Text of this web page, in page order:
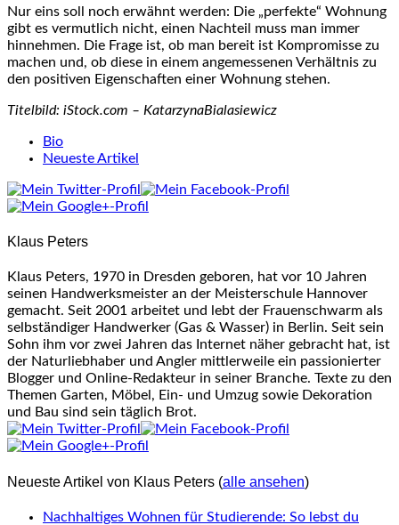
Nur eins soll noch erwähnt werden: Die „perfekte“ Wohnung
gibt es vermutlich nicht, einen Nachteil muss man immer
hinnehmen. Die Frage ist, ob man bereit ist Kompromisse zu
machen und, ob diese in einem angemessenen Verhältnis zu
den positiven Eigenschaften einer Wohnung stehen.
Titelbild: iStock.com – KatarzynaBialasiewicz
following
tabs
change
below.
Bio
Neueste Artikel
Klaus Peters
Klaus Peters, 1970 in Dresden geboren, hat vor 10 Jahren
seinen Handwerksmeister an der Meisterschule Hannover
gemacht. Seit 2001 arbeitet und lebt der Frauenschwarm als
selbständiger Handwerker (Gas & Wasser) in Berlin. Seit sein
Sohn ihm vor zwei Jahren das Internet näher gebracht hat, ist
der Naturliebhaber und Angler mittlerweile ein passionierter
Blogger und Online-Redakteur in seiner Branche. Texte zu den
Themen Garten, Möbel, Ein- und Umzug sowie Dekoration
und Bau sind sein täglich Brot.
Neueste Artikel von Klaus Peters (alle ansehen)
Nachhaltiges Wohnen für Studierende: So lebst du